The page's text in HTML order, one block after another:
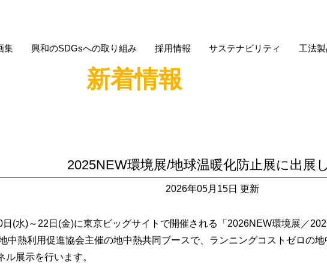
集 興和のSDGsへの取り組み 採用情報 サステナビリティ 工法
新着情報
2025NEW環境展/地球温暖化防止展に出展
2026年05月15日 更新
日(水)～22日(金)に東京ビッグサイトで開催される「2026NEW環境展／
中熱利用促進協会主催の地中熱共同ブースで、ランニングコストゼロの
ル展示を行います。